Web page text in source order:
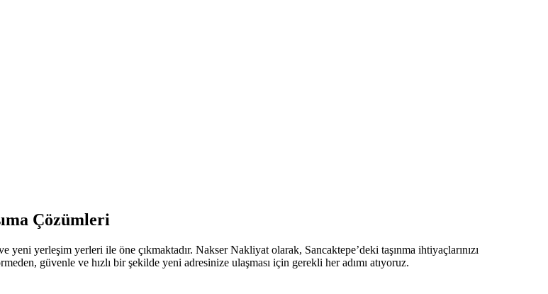
Çözümleri
yerleşim yerleri ile öne çıkmaktadır. Nakser Nakliyat olarak, Sancaktepe’deki taşınma ihtiyaçlarınızı
güvenle ve hızlı bir şekilde yeni adresinize ulaşması için gerekli her adımı atıyoruz.